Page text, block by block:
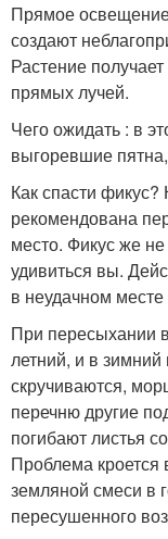
Прямое
создают
Растение
прямых лучей.
Чего ожидать : в
выгоревшие
Как спасти
рекомендована
место. Фикус же
удивиться вы.
в неудачном
При пересыхании
летний, и в
скручиваются,
перечню другие
погибают листья
Проблема кроется
земляной смеси в
пересушенного